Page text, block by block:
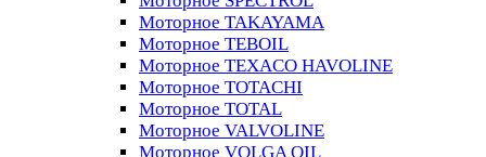
Моторное TAKAYAMA
Моторное TEBOIL
Моторное TEXACO HAVOLINE
Моторное TOTACHI
Моторное TOTAL
Моторное VALVOLINE
Моторное VOLGA OIL